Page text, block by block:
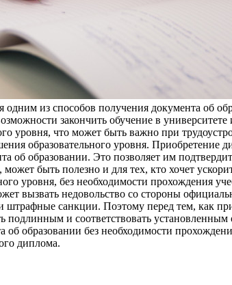
из способов получения документа об
закончить обучение в
уровня, что может быть важно при
образовательного уровня. Приобретение
об образовании. Это позволяет им
может быть полезно и для тех, кто хочет
уровня, без необходимости прохождения
вызвать недовольство со стороны
санкции. Поэтому перед тем, как
и соответствовать установленным
образовании без необходимости
диплома.